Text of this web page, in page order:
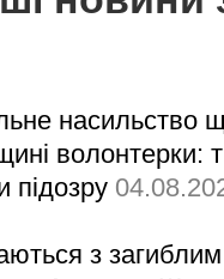
насильство
волонтерки:
підозру
з загиблим